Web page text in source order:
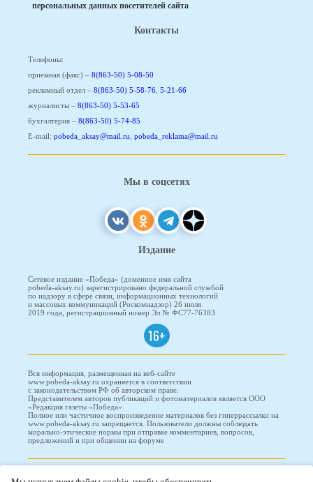
персональных данных посетителей сайта
Контакты
Телефоны:
приемная (факс) – 8(863-50) 5-08-50
рекламный отдел – 8(863-50) 5-58-76, 5-21-66
журналисты – 8(863-50) 5-53-65
бухгалтерия – 8(863-50) 5-74-85
E-mail: pobeda_aksay@mail.ru, pobeda_reklama@mail.ru
Мы в соцсетях
Издание
Сетевое издание «Победа» (доменное имя сайта
pobeda-aksay.ru) зарегистрировано федеральной службой
по надзору в сфере связи, информационных технологий
и массовых коммуникаций (Роскомнадзор) 26 июля
2019 года, регистрационный номер Эл № ФС77-76383
16+
Вся информация, размещенная на веб-сайте
www.pobeda-aksay.ru охраняется в соответствии
с законодательством РФ об авторском праве.
Представителем авторов публикаций и фотоматериалов является ООО
«Редакция газеты «Победа».
Полное или частичное воспроизведение материалов без гиперрассылки на
www.pobeda-aksay.ru запрещается. Пользователи должны соблюдать
морально-этические нормы при отправке комментариев, вопросов,
предложений и при общении на форуме